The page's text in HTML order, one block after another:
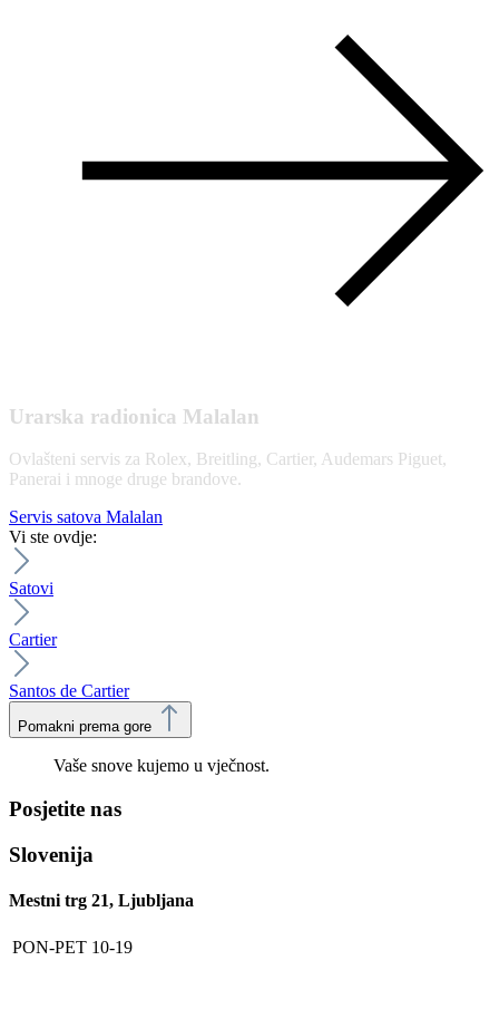
Urarska radionica Malalan
Ovlašteni servis za Rolex, Breitling, Cartier, Audemars Piguet,
Panerai i mnoge druge brandove.
Servis satova Malalan
Vi ste ovdje:
Satovi
Cartier
Santos de Cartier
Pomakni prema gore
Vaše snove kujemo u vječnost.
Posjetite nas
Slovenija
Mestni trg 21, Ljubljana
PON-PET 10-19